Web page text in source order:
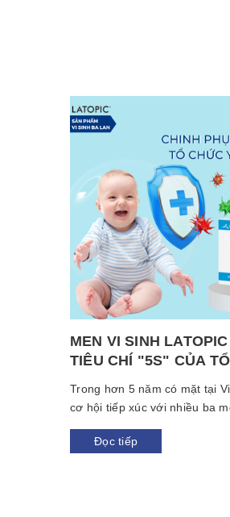
MEN VI SINH
TIÊU CHÍ "5S" CỦA
Trong hơn 5 năm có mặt tại
cơ hội tiếp xúc với nhiều ba
Đọc tiếp